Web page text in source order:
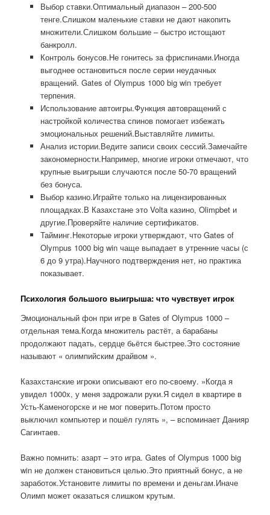
Выбор ставки.Оптимальный диапазон – 200-500
тенге.Слишком маленькие ставки не дают накопить
множители.Слишком большие – быстро истощают
банкролл.
Контроль бонусов.Не гонитесь за фриспинами.Иногда
выгоднее остановиться после серии неудачных
вращений. Gates of Olympus 1000 big win требует
терпения.
Использование автоигры.Функция автовращений с
настройкой количества спинов помогает избежать
эмоциональных решений.Выставляйте лимиты.
Анализ истории.Ведите записи своих сессий.Замечайте
закономерности.Например, многие игроки отмечают, что
крупные выигрыши случаются после 50-70 вращений
без бонуса.
Выбор казино.Играйте только на лицензированных
площадках.В Казахстане это Volta казино, Olimpbet и
другие.Проверяйте наличие сертификатов.
Тайминг.Некоторые игроки утверждают, что Gates of
Olympus 1000 big win чаще выпадает в утренние часы (с
6 до 9 утра).Научного подтверждения нет, но практика
показывает.
Психология большого выигрыша: что чувствует игрок
Эмоциональный фон при игре в Gates of Olympus 1000 –
отдельная тема.Когда множитель растёт, а барабаны
продолжают падать, сердце бьётся быстрее.Это состояние
называют « олимпийским драйвом ».
Казахстанские игроки описывают его по-своему. »Когда я
увидел 1000x, у меня задрожали руки.Я сидел в квартире в
Усть-Каменогорске и не мог поверить.Потом просто
выключил компьютер и пошёл гулять », – вспоминает Данияр
Сагинтаев.
Важно помнить: азарт – это игра. Gates of Olympus 1000 big
win не должен становиться целью.Это приятный бонус, а не
заработок.Установите лимиты по времени и деньгам.Иначе
Олимп может оказаться слишком крутым.